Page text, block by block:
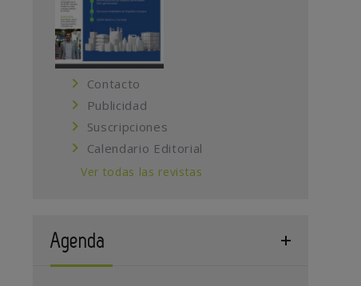
Contacto
Publicidad
Suscripciones
Calendario Editorial
Ver todas las revistas
Agenda